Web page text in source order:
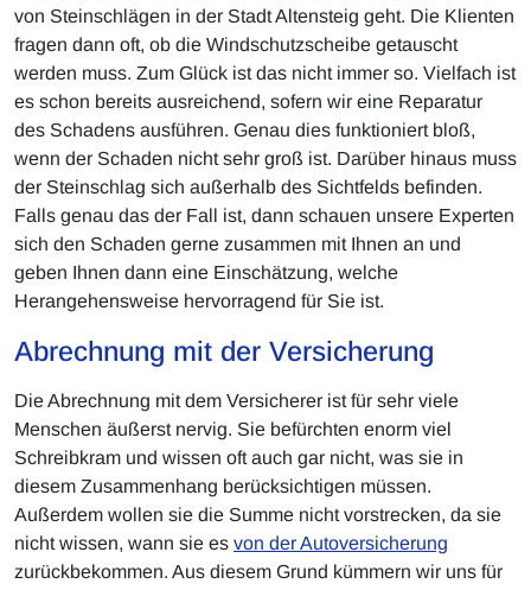
von Steinschlägen in der Stadt Altensteig geht. Die Klienten
fragen dann oft, ob die Windschutzscheibe getauscht
werden muss. Zum Glück ist das nicht immer so. Vielfach ist
es schon bereits ausreichend, sofern wir eine Reparatur
des Schadens ausführen. Genau dies funktioniert bloß,
wenn der Schaden nicht sehr groß ist. Darüber hinaus muss
der Steinschlag sich außerhalb des Sichtfelds befinden.
Falls genau das der Fall ist, dann schauen unsere Experten
sich den Schaden gerne zusammen mit Ihnen an und
geben Ihnen dann eine Einschätzung, welche
Herangehensweise hervorragend für Sie ist.
Abrechnung mit der Versicherung
Die Abrechnung mit dem Versicherer ist für sehr viele
Menschen äußerst nervig. Sie befürchten enorm viel
Schreibkram und wissen oft auch gar nicht, was sie in
diesem Zusammenhang berücksichtigen müssen.
Außerdem wollen sie die Summe nicht vorstrecken, da sie
nicht wissen, wann sie es von der Autoversicherung
zurückbekommen. Aus diesem Grund kümmern wir uns für